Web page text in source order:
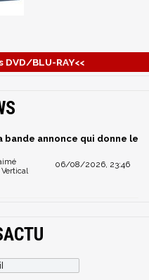
BLU-RAY<<
bande annonce qui donne le
06/08/2026, 23:46